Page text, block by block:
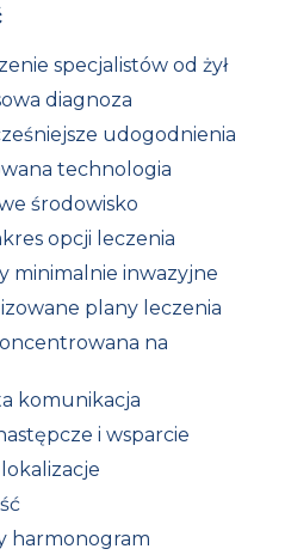
specjalistów od żył
diagnoza
udogodnienia
technologia
środowisko
opcji leczenia
minimalnie inwazyjne
plany leczenia
na
komunikacja
i wsparcie
harmonogram